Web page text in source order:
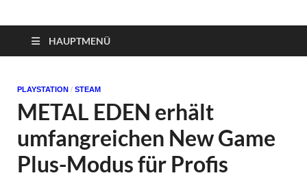
Technoloki: Gaming
und Entertainment
News
Blockbuster, Indie-Perlen und Retro-Klassiker.
HAUPTMENÜ
PLAYSTATION / STEAM
METAL EDEN erhält
umfangreichen New Game
Plus-Modus für Profis